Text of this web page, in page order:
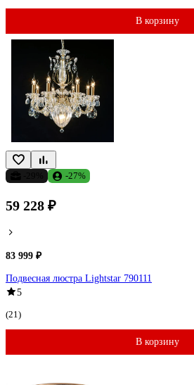
В корзину
-27%
59 228 ₽
83 999 ₽
Подвесная люстра Lightstar 790111
5
(21)
В корзину